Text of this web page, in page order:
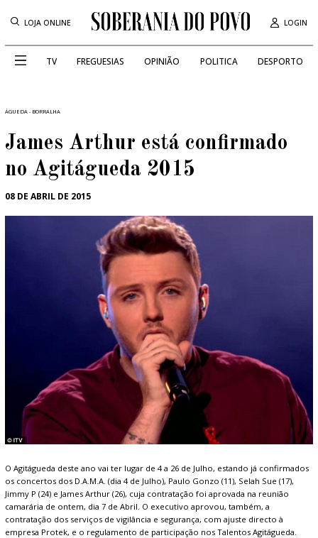
LOJA ONLINE LOGIN
TV FREGUESIAS OPINIÃO POLITICA DESPORTO
ÁGUEDA - BORRALHA
James Arthur está confirmado
no Agitágueda 2015
08 DE ABRIL DE 2015
O Agitágueda deste ano vai ter lugar de 4 a 26 de Julho, estando já confirmados
os concertos dos D.A.M.A. (dia 4 de Julho), Paulo Gonzo (11), Selah Sue (17),
Jimmy P (24) e James Arthur (26), cuja contratação foi aprovada na reunião
camarária de ontem, dia 7 de Abril. O executivo aprovou, também, a
contratação dos serviços de vigilância e segurança, com ajuste directo à
empresa Protek, e o regulamento de participação nos Talentos Agitágueda.